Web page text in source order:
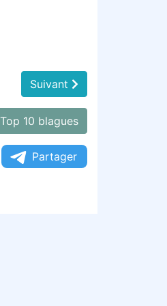
Suivant
Top 10 blagues
Partager